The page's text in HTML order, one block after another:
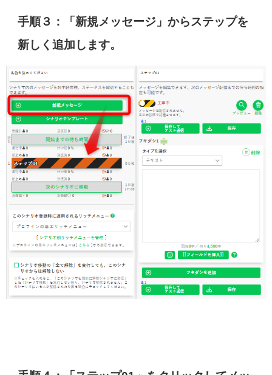
手順３：「新規メッセージ」からステップを
新しく追加します。